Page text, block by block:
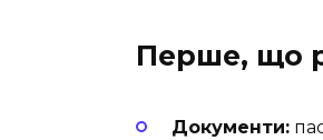
Перше, що
Документи: